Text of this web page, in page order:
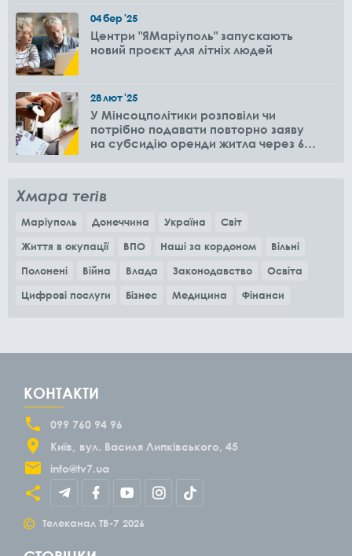
04бер'25
Центри "ЯМаріуполь" запускають
новий проєкт для літніх людей
28лют'25
У Мінсоцполітики розповіли чи
потрібно подавати повторно заяву
на субсидію оренди житла через 6
Хмара тегів
Маріуполь Донеччина Україна
Світ
Життя в окупації
ВПО Наші за кордоном
Вільні
Полонені
Війна Влада Законодавство
Освіта
Цифрові послуги
Бізнес Медицина Фінанси
КОНТАКТИ
099 760 94 96
Київ
вул. Василя Липківського, 45
info@tv7.ua
© Телеканал ТВ-7 2026